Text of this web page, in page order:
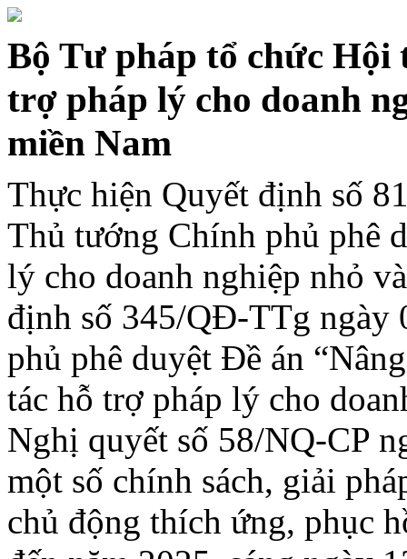
Bộ Tư pháp tổ chức Hội
trợ pháp lý cho doanh
miền Nam
Thực hiện Quyết định số
Thủ tướng Chính phủ phê
lý cho doanh nghiệp nhỏ
định số 345/QĐ-TTg ngày
phủ phê duyệt Đề án
tác hỗ trợ pháp lý cho
Nghị quyết số 58/NQ-CP
một số chính sách, giải
chủ động thích ứng, phục